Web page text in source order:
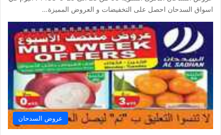
اسواق السدحان احصل على التخفيضات و العروض المميزة…
عروض السدحان